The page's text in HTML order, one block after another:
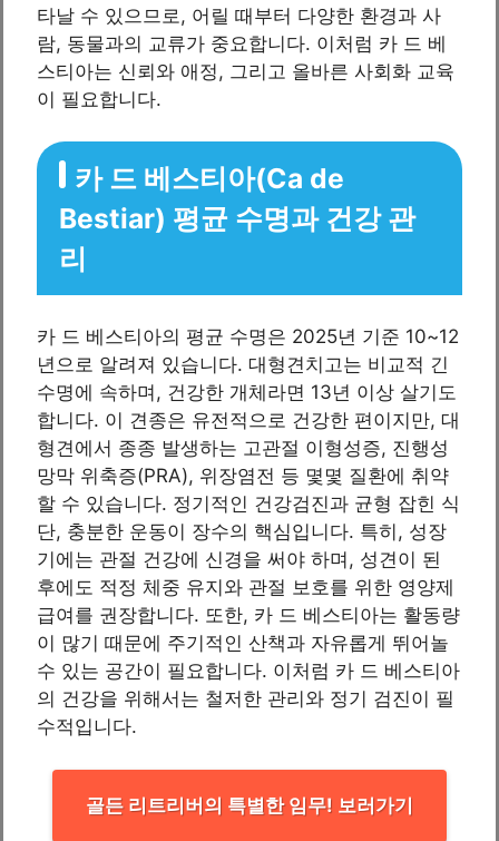
타날 수 있으므로, 어릴 때부터 다양한 환경과 사
람, 동물과의 교류가 중요합니다. 이처럼 카 드 베
스티아는 신뢰와 애정, 그리고 올바른 사회화 교육
이 필요합니다.
카 드 베스티아(Ca de
Bestiar) 평균 수명과 건강 관
리
카 드 베스티아의 평균 수명은 2025년 기준 10~12
년으로 알려져 있습니다. 대형견치고는 비교적 긴
수명에 속하며, 건강한 개체라면 13년 이상 살기도
합니다. 이 견종은 유전적으로 건강한 편이지만, 대
형견에서 종종 발생하는 고관절 이형성증, 진행성
망막 위축증(PRA), 위장염전 등 몇몇 질환에 취약
할 수 있습니다. 정기적인 건강검진과 균형 잡힌 식
단, 충분한 운동이 장수의 핵심입니다. 특히, 성장
기에는 관절 건강에 신경을 써야 하며, 성견이 된
후에도 적정 체중 유지와 관절 보호를 위한 영양제
급여를 권장합니다. 또한, 카 드 베스티아는 활동량
이 많기 때문에 주기적인 산책과 자유롭게 뛰어놀
수 있는 공간이 필요합니다. 이처럼 카 드 베스티아
의 건강을 위해서는 철저한 관리와 정기 검진이 필
수적입니다.
골든 리트리버의 특별한 임무! 보러가기